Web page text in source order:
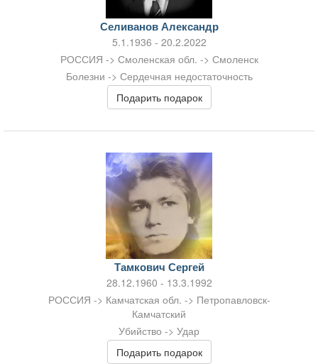
Селиванов Александр
5.1.1936 - 20.2.2022
РОССИЯ -> Смоленская обл. -> Смоленск
Болезни -> Сердечная недостаточность
Подарить подарок
Тамкович Сергей
28.12.1960 - 13.3.1992
РОССИЯ -> Камчатская обл. -> Петропавловск-
Камчатский
Убийство -> Удар
Подарить подарок